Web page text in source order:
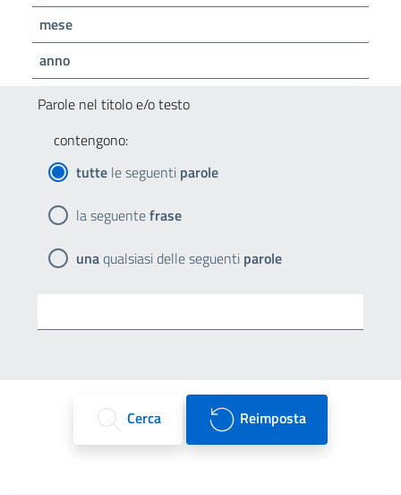
mese
anno
Parole nel titolo e/o testo
contengono:
tutte le seguenti parole
la seguentefrase
unaqualsiasi delle seguenti parole
Cerca Reimposta